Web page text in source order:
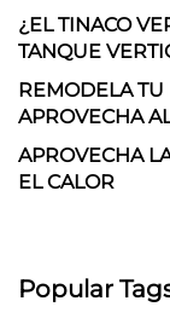
¿EL TINACO
TANQUE
REMODELA TU
APROVECHA
APROVECHA
EL CALOR
Popular